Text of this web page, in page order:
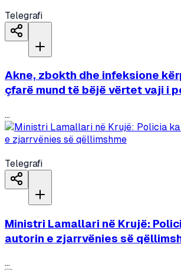
Telegrafi
Akne, zbokth dhe infeksione
çfarë mund të bëjë vërtet vaji i
...
Telegrafi
Ministri Lamallari në Krujë:
autorin e zjarrvënies së
...